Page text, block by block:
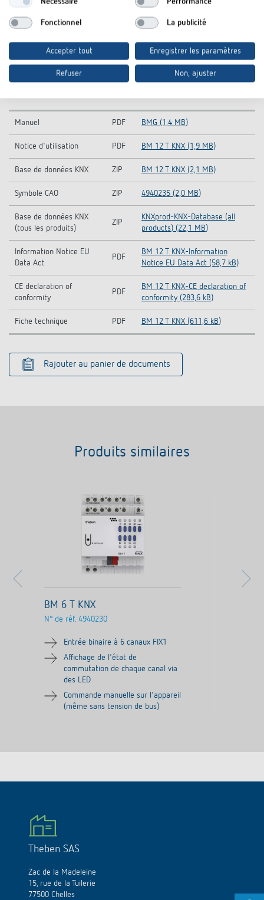
Manuel PDF BMG (1,4 MB)
Notice d'utilisation PDF BM 12 T KNX (1,9 MB)
Base de données KNX ZIP BM 12 T KNX (2,1 MB)
Symbole CAO ZIP 4940235 (2,0 MB)
Base de données KNX
(tous les produits)
ZIP
KNXprod-KNX-Database (all
products) (22,1 MB)
Information Notice EU
Data Act
PDF
BM 12 T KNX-Information
Notice EU Data Act (58,7 kB)
CE declaration of
conformity
PDF
BM 12 T KNX-CE declaration of
conformity (283,6 kB)
Fiche technique PDF BM 12 T KNX (611,6 kB)
Rajouter au panier de documents
Produits similaires
BM 6 T KNX
N° de réf. 4940230
Entrée binaire à 6 canaux FIX1
Affichage de l'état de
commutation de chaque canal via
des LED
Commande manuelle sur l'appareil
(même sans tension de bus)
Theben SAS
Zac de la Madeleine
15, rue de la Tuilerie
77500 Chelles
Fonctionnel La publicité
Accepter tout Enregistrer les paramètres
Refuser Non, ajuster